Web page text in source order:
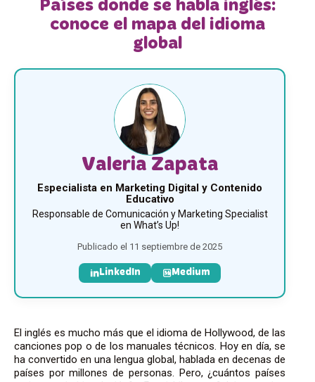
Países donde se habla inglés:
conoce el mapa del idioma
global
Valeria Zapata
Especialista en Marketing Digital y Contenido
Educativo
Responsable de Comunicación y Marketing Specialist
en What’s Up!
Publicado el 11 septiembre de 2025
LinkedIn Medium
El inglés es mucho más que el idioma de Hollywood, de las
canciones pop o de los manuales técnicos. Hoy en día, se
ha convertido en una lengua global, hablada en decenas de
países por millones de personas. Pero, ¿cuántos países